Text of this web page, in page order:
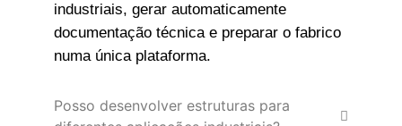
industriais, gerar automaticamente
documentação técnica e preparar o fabrico
numa única plataforma.
Posso desenvolver estruturas para